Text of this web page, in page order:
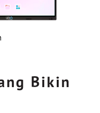
Bikin